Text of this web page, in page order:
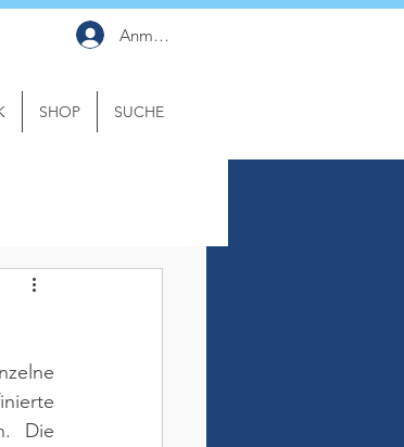
Anmelden
SHOP SUCHE
Die